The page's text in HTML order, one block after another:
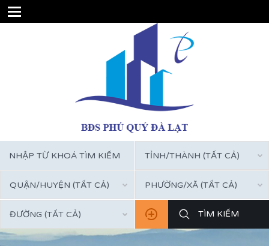
TỈNH/THÀNH (TẤT CẢ)
QUẬN/HUYỆN (TẤT CẢ) PHƯỜNG/XÃ (TẤT CẢ)
ĐƯỜNG (TẤT CẢ)